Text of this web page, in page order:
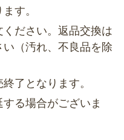
す。
ださい。返品交換は
（汚れ、不良品を除
了となります。
る場合がございま